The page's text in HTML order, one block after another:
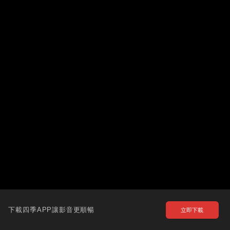
下載四季APP讓影音更順暢 立即下載